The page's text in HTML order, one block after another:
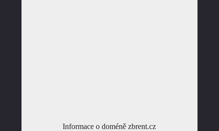
Informace o doméně zbrent.cz